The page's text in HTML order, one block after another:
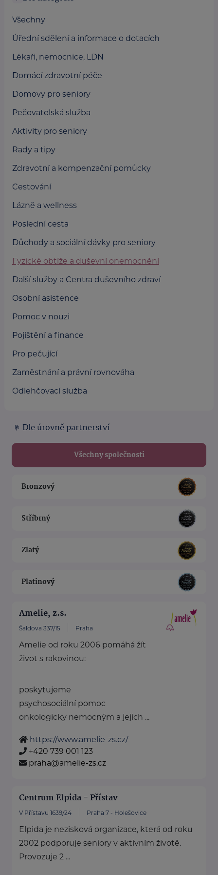
Všechny
Úřední sdělení a informace o dotacích
Lékaři, nemocnice, LDN
Domácí zdravotní péče
Domovy pro seniory
Pečovatelská služba
Aktivity pro seniory
Rady a tipy
Zdravotní a kompenzační pomůcky
Cestování
Lázně a wellness
Poslední cesta
Důchody a sociální dávky pro seniory
Fyzické obtíže a duševní onemocnění
Další služby a Centra duševního zdraví
Osobní asistence
Pomoc v nouzi
Pojištění a finance
Pro pečující
Zaměstnání a právní rovnováha
Odlehčovací služba
Dle úrovně partnerství
Všechny společnosti
Bronzový
Stříbrný
Zlatý
Platinový
Amelie, z.s.
Šaldova 337/15 Praha
Amelie od roku 2006 pomáhá žít
život s rakovinou:
poskytujeme
psychosociální pomoc
onkologicky nemocným a jejich ...
https://www.amelie-zs.cz/
+420 739 001 123
praha@amelie-zs.cz
Centrum Elpida - Přístav
V Přístavu 1639/24 Praha 7 - Holešovice
Elpida je nezisková organizace, která od roku
2002 podporuje seniory v aktivním životě.
Provozuje 2 ...